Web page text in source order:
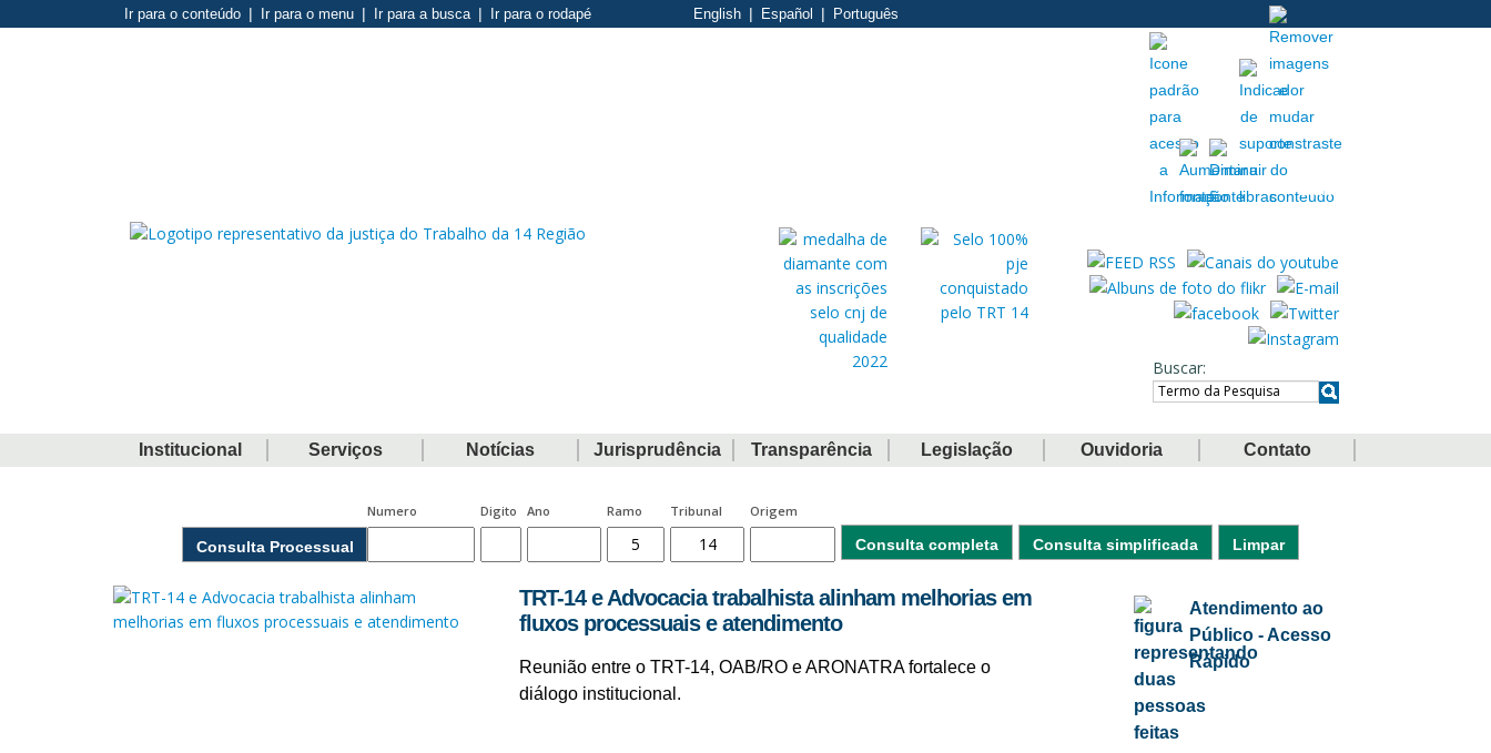
Ir para o conteúdo Ir para o menu Ir para a busca Ir para o rodapé English Español Português
Extranet
Buscar
Institucional Serviços Notícias Jurisprudência Transparência Legislação Ouvidoria Contato
Consulta Processual
Numero Digito Ano Ramo Tribunal Origem
Consulta completa Consulta simplificada Limpar
Atendimento ao
Público - Acesso
Rápido
TRT-14 e Advocacia trabalhista alinham melhorias em
fluxos processuais e atendimento
Reunião entre o TRT-14, OAB/RO e ARONATRA fortalece o
diálogo institucional.